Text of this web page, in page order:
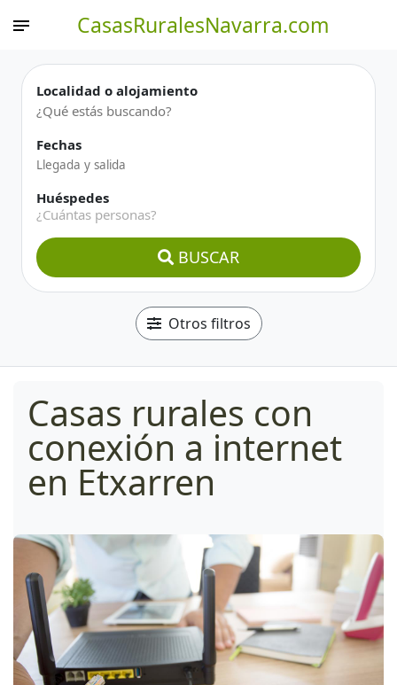
CasasRuralesNavarra.com
Localidad o alojamiento
Fechas
Huéspedes
¿Cuántas personas?
BUSCAR
Otros filtros
Casas rurales con
conexión a internet
en Etxarren